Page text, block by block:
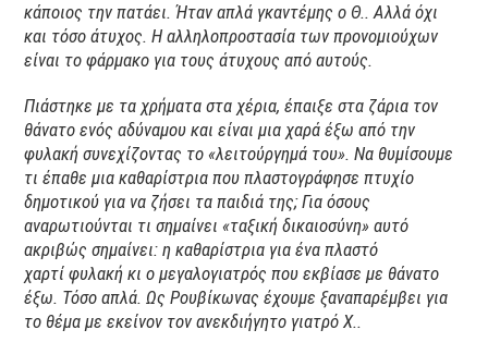
κάποιος την πατάει. Ήταν απλά γκαντέμης ο Θ.. Αλλά όχι
και τόσο άτυχος. Η αλληλοπροστασία των προνομιούχων
είναι το φάρμακο για τους άτυχους από αυτούς.
Πιάστηκε με τα χρήματα στα χέρια, έπαιξε στα ζάρια τον
θάνατο ενός αδύναμου και είναι μια χαρά έξω από την
φυλακή συνεχίζοντας το «λειτούργημά του». Να θυμίσουμε
τι έπαθε μια καθαρίστρια που πλαστογράφησε πτυχίο
δημοτικού για να ζήσει τα παιδιά της; Για όσους
αναρωτιούνται τι σημαίνει «ταξική δικαιοσύνη» αυτό
ακριβώς σημαίνει: η καθαρίστρια για ένα πλαστό
χαρτί φυλακή κι ο μεγαλογιατρός που εκβίασε με θάνατο
έξω. Τόσο απλά. Ως Ρουβίκωνας έχουμε ξαναπαρέμβει για
το θέμα με εκείνον τον ανεκδιήγητο γιατρό Χ..